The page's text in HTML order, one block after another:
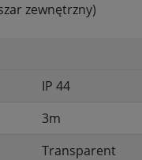
zewnętrzny)
IP 44
3m
Transparent